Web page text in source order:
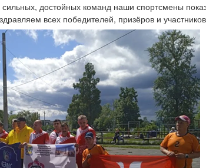
достойных команд наши спортсмены
всех победителей, призёров и